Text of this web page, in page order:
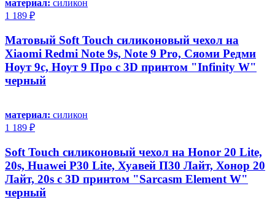
материал: силикон
1 189 ₽
Матовый Soft Touch силиконовый чехол на
Xiaomi Redmi Note 9s, Note 9 Pro, Сяоми Редми
Ноут 9с, Ноут 9 Про с 3D принтом "Infinity W"
черный
материал: силикон
1 189 ₽
Soft Touch силиконовый чехол на Honor 20 Lite,
20s, Huawei P30 Lite, Хуавей П30 Лайт, Хонор 20
Лайт, 20s с 3D принтом "Sarcasm Element W"
черный